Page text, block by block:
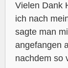
Vielen Dank
ich nach
sagte man
angefangen
nachdem so